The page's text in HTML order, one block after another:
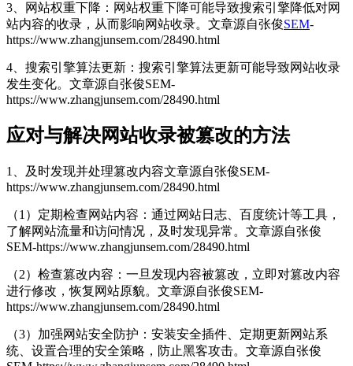
3、网站权重下降：网站权重下降可能导致搜索引擎降低对网
站内容的收录，从而影响网站收录。 文章源自张俊SEM-
https://www.zhangjunsem.com/28490.html
4、搜索引擎算法更新：搜索引擎算法更新可能导致网站收录
发生变化。 文章源自张俊SEM-
https://www.zhangjunsem.com/28490.html
应对与解决网站收录被篡改的方法
1、及时发现并处理篡改内容文章源自张俊SEM-
https://www.zhangjunsem.com/28490.html
（1）定期检查网站内容：通过网站日志、百度统计等工具，
了解网站流量和访问情况，及时发现异常。 文章源自张俊
SEM-https://www.zhangjunsem.com/28490.html
（2）检查篡改内容：一旦发现内容被篡改，立即对篡改内容
进行修改，恢复网站原貌。 文章源自张俊SEM-
https://www.zhangjunsem.com/28490.html
（3）加强网站安全防护：安装安全插件、定期更新网站系
统、设置合理的安全策略，防止黑客攻击。 文章源自张俊